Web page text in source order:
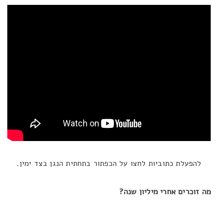
להפעלת כתוביות לחצו על הכפתור בתחתית הנגן בצד ימין.
מה זוכרים אחרי מיליון שנה?